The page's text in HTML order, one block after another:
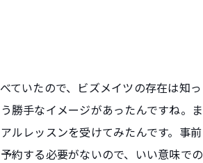
ていたので、ビズメイツの存在は知っ
勝手なイメージがあったんですね。ま
ルレッスンを受けてみたんです。事前
約する必要がないので、いい意味での